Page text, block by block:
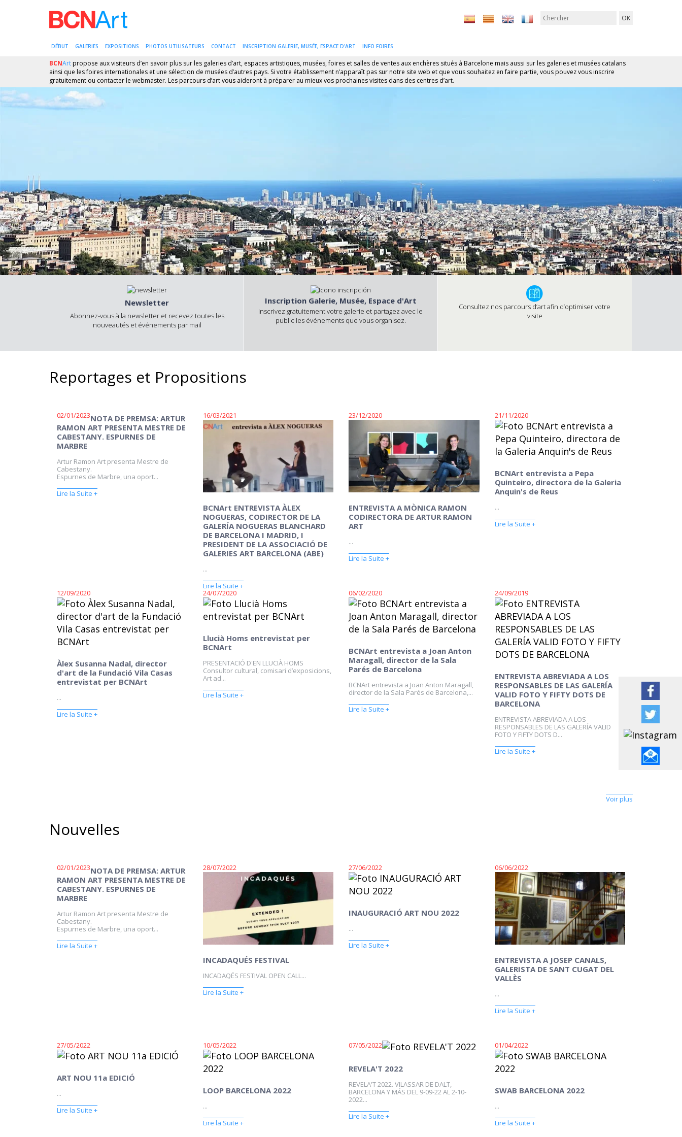
DÉBUT GALERIES EXPOSITIONS PHOTOS UTILISATEURS CONTACT INSCRIPTION GALERIE, MUSÉE, ESPACE D'ART INFO FOIRES
BCNArt propose aux visiteurs d’en savoir plus sur les galeries d’art, espaces artistiques, musées, foires et salles de ventes aux enchères situés à Barcelone mais aussi sur les galeries et musées catalans
ainsi que les foires internationales et une sélection de musées d’autres pays. Si votre établissement n’apparaît pas sur notre site web et que vous souhaitez en faire partie, vous pouvez vous inscrire
gratuitement ou contacter le webmaster. Les parcours d’art vous aideront à préparer au mieux vos prochaines visites dans des centres d’art.
Newsletter
Abonnez-vous à la newsletter et recevez toutes les
nouveautés et événements par mail
Inscription Galerie, Musée, Espace d'Art
Inscrivez gratuitement votre galerie et partagez avec le
public les événements que vous organisez.
Consultez nos parcours d’art afin d’optimiser votre
visite
Reportages et Propositions
02/01/2023NOTA DE PREMSA: ARTUR
RAMON ART PRESENTA MESTRE DE
CABESTANY. ESPURNES DE
MARBRE
Artur Ramon Art presenta Mestre de
Cabestany.
Espurnes de Marbre, una oport...
Lire la Suite +
16/03/2021
BCNArt ENTREVISTA ÀLEX
NOGUERAS, CODIRECTOR DE LA
GALERÍA NOGUERAS BLANCHARD
DE BARCELONA I MADRID, I
PRESIDENT DE LA ASSOCIACIÓ DE
GALERIES ART BARCELONA (ABE)
...
Lire la Suite +
23/12/2020
ENTREVISTA A MÒNICA RAMON
CODIRECTORA DE ARTUR RAMON
ART
...
Lire la Suite +
21/11/2020
BCNArt entrevista a Pepa
Quinteiro, directora de la Galeria
Anquin's de Reus
...
Lire la Suite +
12/09/2020
Àlex Susanna Nadal, director
d'art de la Fundació Vila Casas
entrevistat per BCNArt
...
Lire la Suite +
24/07/2020
Llucià Homs entrevistat per
BCNArt
PRESENTACIÓ D'EN LLUCIÀ HOMS
Consultor cultural, comisari d’exposicions,
Art ad...
Lire la Suite +
06/02/2020
BCNArt entrevista a Joan Anton
Maragall, director de la Sala
Parés de Barcelona
BCNArt entrevista a Joan Anton Maragall,
director de la Sala Parés de Barcelona,...
Lire la Suite +
24/09/2019
ENTREVISTA ABREVIADA A LOS
RESPONSABLES DE LAS GALERÍA
VALID FOTO Y FIFTY DOTS DE
BARCELONA
ENTREVISTA ABREVIADA A LOS
RESPONSABLES DE LAS GALERÍA VALID
FOTO Y FIFTY DOTS D...
Lire la Suite +
Voir plus
Nouvelles
02/01/2023NOTA DE PREMSA: ARTUR
RAMON ART PRESENTA MESTRE DE
CABESTANY. ESPURNES DE
MARBRE
Artur Ramon Art presenta Mestre de
Cabestany.
Espurnes de Marbre, una oport...
Lire la Suite +
28/07/2022
INCADAQUÉS FESTIVAL
INCADAQÉS FESTIVAL OPEN CALL...
Lire la Suite +
27/06/2022
INAUGURACIÓ ART NOU 2022
...
Lire la Suite +
06/06/2022
ENTREVISTA A JOSEP CANALS,
GALERISTA DE SANT CUGAT DEL
VALLÈS
...
Lire la Suite +
27/05/2022
ART NOU 11a EDICIÓ
...
Lire la Suite +
10/05/2022
LOOP BARCELONA 2022
...
Lire la Suite +
07/05/2022
REVELA'T 2022
REVELA'T 2022. VILASSAR DE DALT,
BARCELONA Y MÁS DEL 9-09-22 AL 2-10-
2022...
Lire la Suite +
01/04/2022
SWAB BARCELONA 2022
...
Lire la Suite +